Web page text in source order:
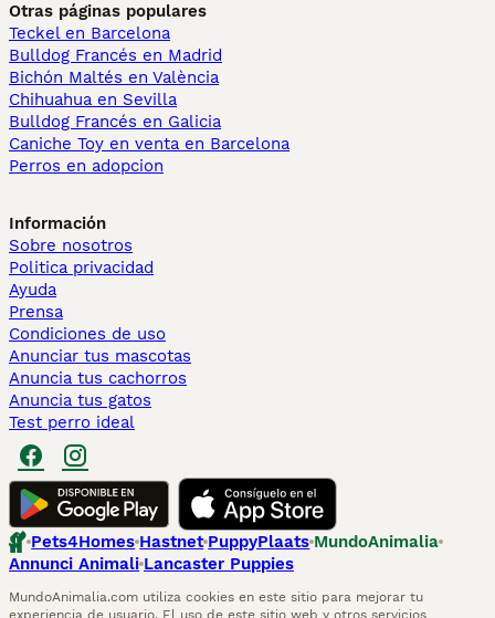
Otras páginas populares
Teckel en Barcelona
Bulldog Francés en Madrid
Bichón Maltés en València
Chihuahua en Sevilla
Bulldog Francés en Galicia
Caniche Toy en venta en Barcelona
Perros en adopcion
Información
Sobre nosotros
Politica privacidad
Ayuda
Prensa
Condiciones de uso
Anunciar tus mascotas
Anuncia tus cachorros
Anuncia tus gatos
Test perro ideal
Pets4Homes Hastnet PuppyPlaats MundoAnimalia
Annunci Animali Lancaster Puppies
MundoAnimalia.com utiliza cookies en este sitio para mejorar tu